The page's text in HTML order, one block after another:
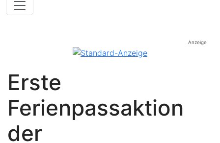
Anzeige
Erste
Ferienpassaktion
der